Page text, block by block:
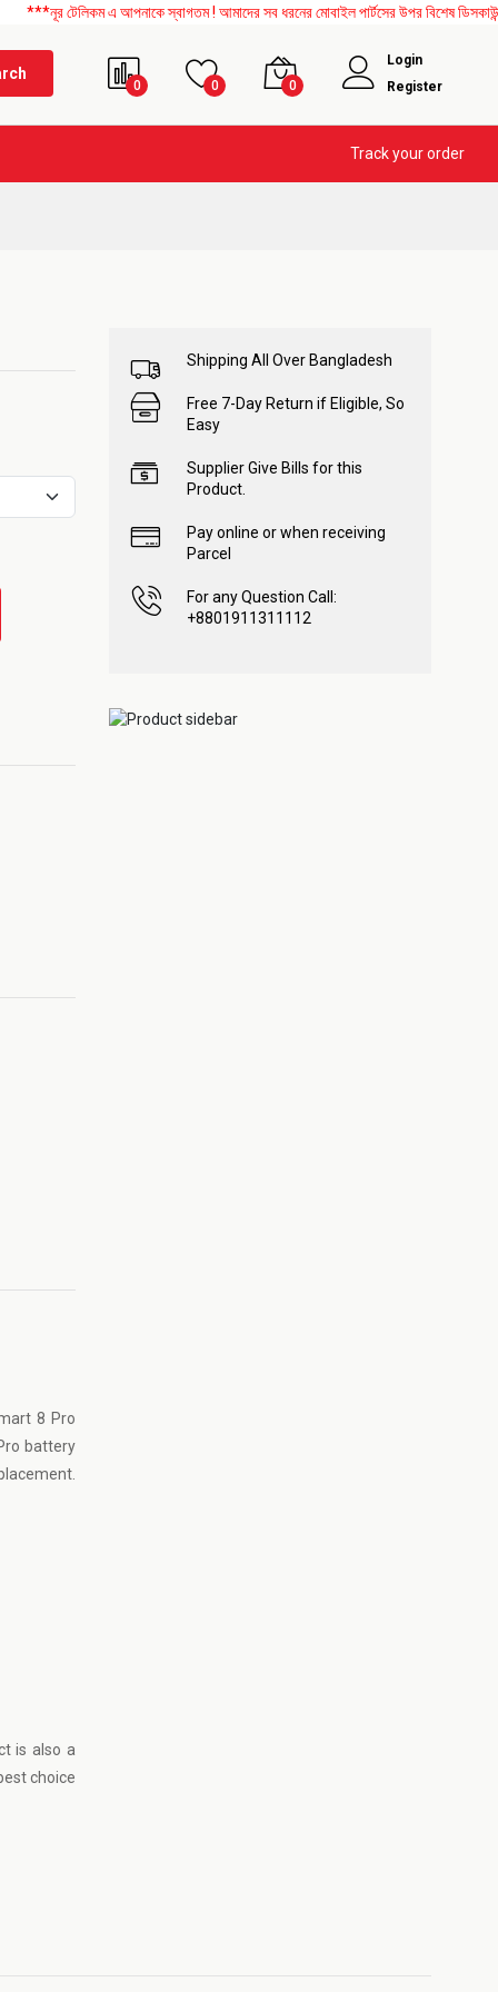
এ আপনাকে স্বাগতম ! আমাদের সব ধরনের মোবাইল পার্টসের উপর বিশেষ ডিসকাউন্ট
0 0 0
Login
Register
Track your order
8 Pro
battery
is also a
choice
Shipping All Over Bangladesh
Free 7-Day Return if Eligible, So
Easy
Supplier Give Bills for this
Product.
Pay online or when receiving
Parcel
For any Question Call:
+8801911311112